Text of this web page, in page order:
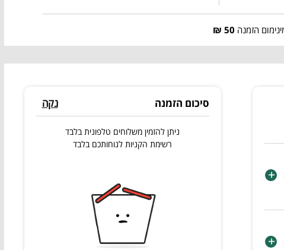
הזמנה 50 ₪
+
+
סיכום הזמנה נקה
ניתן להזמין משלוחים טלפונית בלבד
רשימת הקניות לנוחותכם בלבד